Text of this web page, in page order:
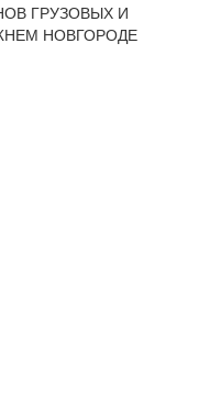
ГРУЗОВЫХ И
НОВГОРОДЕ